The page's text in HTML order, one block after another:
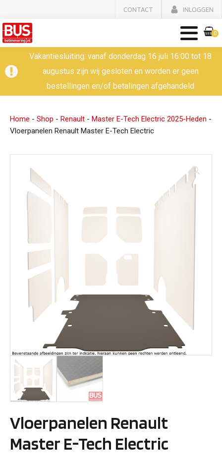
CONTACT INLOGGEN
0
Vakantiesluiting: vanaf donderdag 16 juli 16:00 tot 18
augustus zijn wij gesloten en worden er geen
bestellingen en/of betalingen afgehandeld
Home - Shop - Renault - Master E-Tech Electric 2025-Heden -
Vloerpanelen Renault Master E-Tech Electric
Vloerpanelen Renault
Master E-Tech Electric